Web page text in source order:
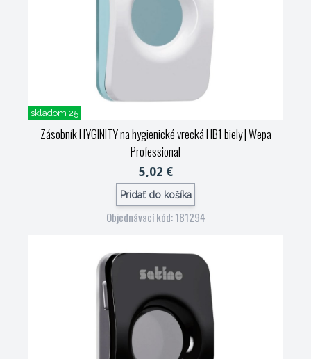
skladom 25
Zásobník HYGINITY na hygienické vrecká HB1 biely| Wepa
Professional
5,02 €
Pridať do košíka
Objednávací kód: 181294